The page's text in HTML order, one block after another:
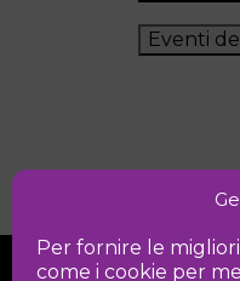
Per fornire le
come i cookie per
Eventi